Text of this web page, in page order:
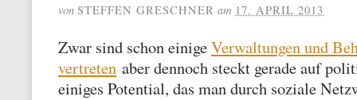
von STEFFEN GRESCHNER am 17. APRIL 2013
Zwar sind schon einigeVerwaltungen und
vertreten aber dennoch steckt gerade auf
einiges Potential, das man durch soziale